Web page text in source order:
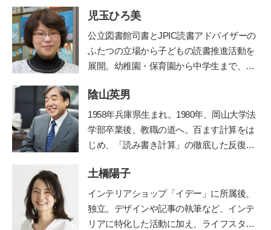
児玉ひろ美
公立図書館司書とJPIC読書アドバイザーの
ふたつの立場から子どもの読書推進活動を
展開。幼稚園・保育園から中学生まで、お
人への講座や講演を行う。近年は大学にて
児童文化財としての絵本の魅力を学生に伝
えている。 鎌倉女子大学短期大学部非常勤
講師など、幅広く活躍。著書に『0～5歳
ド』『子どもを育てる0歳・1歳・2歳児に
ぴったりの絵本』（共に小学館）がある。
陰山英男
1958年兵庫県生まれ。1980年、岡山大学法
学部卒業後、教職の道へ。百ます計算をは
じめ、「読み書き計算」の徹底した反復学
の学力を驚異的に向上させた。その指導法
である「陰山メソッド」は、教育者、保護
者から注目を集め、「陰山メソッド」を教
材かした『徹底反復シリーズ』は、総計77
土橋陽子
インテリアショップ「イデー」に所属後、
独立。デザインや記事の執筆など、インテ
リアに特化した活動に加え、ライフスタイ